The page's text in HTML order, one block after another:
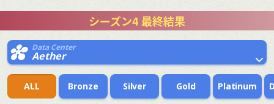
シーズン4 最終結果
Data Center
Aether
ALL Bronze Silver Gold Platinum